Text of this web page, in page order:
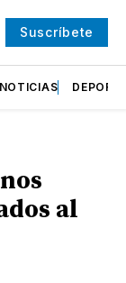
Suscríbete
NOTICIAS
al